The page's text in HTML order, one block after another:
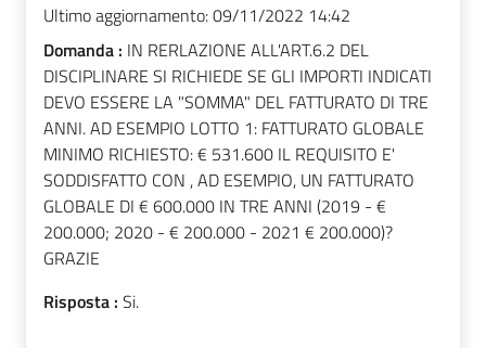
Ultimo aggiornamento:09/11/2022 14:42
Domanda : IN RERLAZIONE ALL'ART.6.2 DEL
DISCIPLINARE SI RICHIEDE SE GLI IMPORTI INDICATI
DEVO ESSERE LA "SOMMA" DEL FATTURATO DI TRE
ANNI. AD ESEMPIO LOTTO 1: FATTURATO GLOBALE
MINIMO RICHIESTO: € 531.600 IL REQUISITO E'
SODDISFATTO CON , AD ESEMPIO, UN FATTURATO
GLOBALE DI € 600.000 IN TRE ANNI (2019 - €
200.000; 2020 - € 200.000 - 2021 € 200.000)?
GRAZIE
Risposta : Si.